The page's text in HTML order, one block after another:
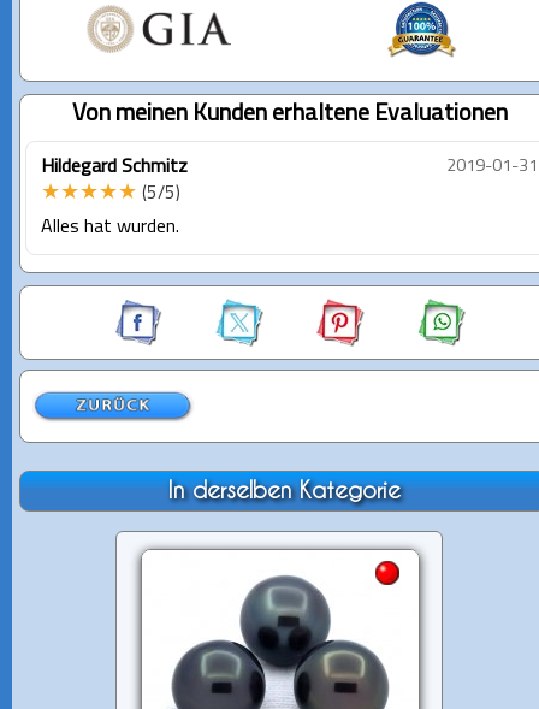
Von meinen Kunden erhaltene Evaluationen
Hildegard Schmitz 2019-01-31
★★★★★ (5/5)
Alles hat wurden.
In derselben Kategorie